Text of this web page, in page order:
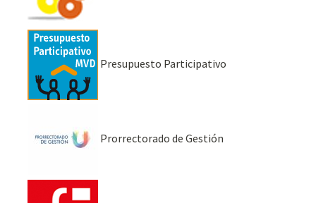
Presupuesto Participativo
Prorrectorado de Gestión